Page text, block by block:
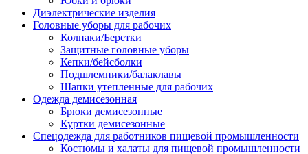
Диэлектрические изделия
Головные уборы для рабочих
Колпаки/Беретки
Защитные головные уборы
Кепки/бейсболки
Подшлемники/балаклавы
Шапки утепленные для рабочих
Одежда демисезонная
Брюки демисезонные
Куртки демисезонные
Спецодежда для работников пищевой промышленности
Костюмы и халаты для пищевой промышленности